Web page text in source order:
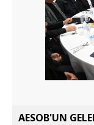
AESOB'UN